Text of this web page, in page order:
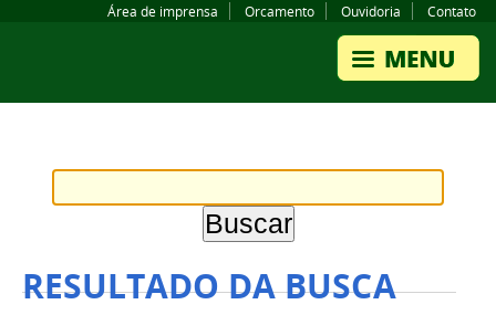
Área de imprensa
Orcamento Ouvidoria Contato
RESULTADO DA BUSCA